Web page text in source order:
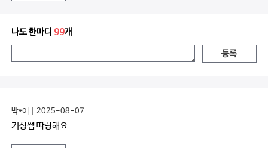
나도 한마디 99개
등록
박*이 | 2025-08-07
기상쌤 따랑해요